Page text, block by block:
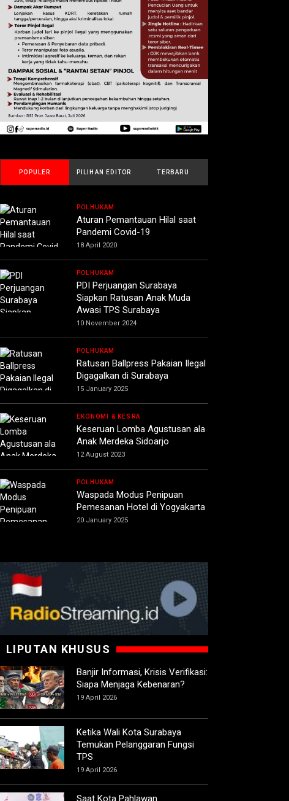
POPULER PILIHAN EDITOR TERBARU
POLHUKAM
Aturan Pemantauan Hilal saat
Pandemi Covid-19
18 April 2020
POLHUKAM
PDI Perjuangan Surabaya
Siapkan Ratusan Anak Muda
Awasi TPS Surabaya
10 November 2024
POLHUKAM
Ratusan Ballpress Pakaian Ilegal
Digagalkan di Surabaya
15 January 2025
EKONOMI & KESRA
Keseruan Lomba Agustusan ala
Anak Merdeka Sidoarjo
12 August 2023
POLHUKAM
Waspada Modus Penipuan
Pemesanan Hotel di Yogyakarta
20 January 2025
LIPUTAN KHUSUS
Banjir Informasi, Krisis Verifikasi:
Siapa Menjaga Kebenaran?
19 April 2026
Ketika Wali Kota Surabaya
Temukan Pelanggaran Fungsi
TPS
19 April 2026
Saat Kota Pahlawan